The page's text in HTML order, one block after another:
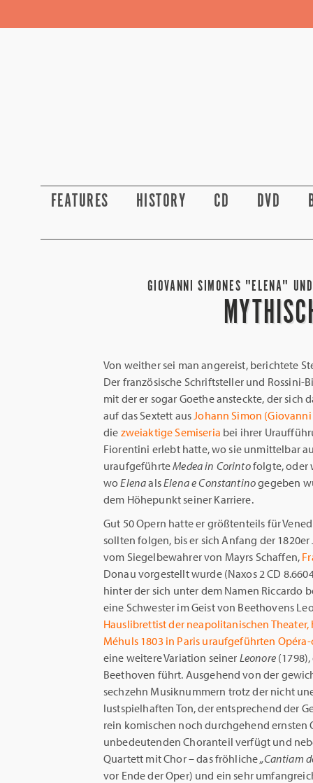
FEATURES HISTORY CD DVD
GIOVANNI SIMONES "ELENA"
Von weither sei man angereist, berichtete
Der französische Schriftsteller und Rossini-
mit der er sogar Goethe ansteckte, der
auf das Sextett ausJohann Simon
die zweiaktige Semiseria bei ihrer
Fiorentini erlebt hatte, wo sie unmittelbar
uraufgeführteMedea in Corintofolgte, oder
woElenaalsElena e Constantinogegeben
dem Höhepunkt seiner Karriere.
Gut 50 Opern hatte er größtenteils für
sollten folgen, bis er sich Anfang der
vom Siegelbewahrer von Mayrs Schaffen,
Donau vorgestellt wurde (Naxos 2 CD
hinter der sich unter dem Namen Riccardo
eine Schwester im Geist von Beethovens
Hauslibrettist der neapolitanischen
Méhuls 1803 in Paris uraufgeführten
eine weitere Variation seiner Leonore
Beethoven führt. Ausgehend von der
sechzehn Musiknummern trotz der nicht
lustspielhaften Ton, der entsprechend der
rein komischen noch durchgehend
unbedeutenden Choranteil verfügt und
Quartett mit Chor – das fröhliche„Cantiam
vor Ende der Oper) und ein sehr